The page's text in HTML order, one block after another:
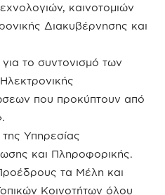
καινοτομιών
Διακυβέρνησης και
το συντονισμό των
που προκύπτουν από
Υπηρεσίας
και Πληροφορικής.
τα Μέλη και
Κοινοτήτων όλου